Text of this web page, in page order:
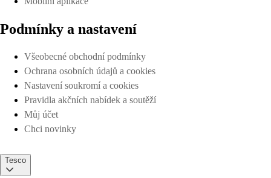
Podmínky a nastavení
Všeobecné obchodní podmínky
Ochrana osobních údajů a cookies
Nastavení soukromí a cookies
Pravidla akčních nabídek a soutěží
Můj účet
Chci novinky
Tesco